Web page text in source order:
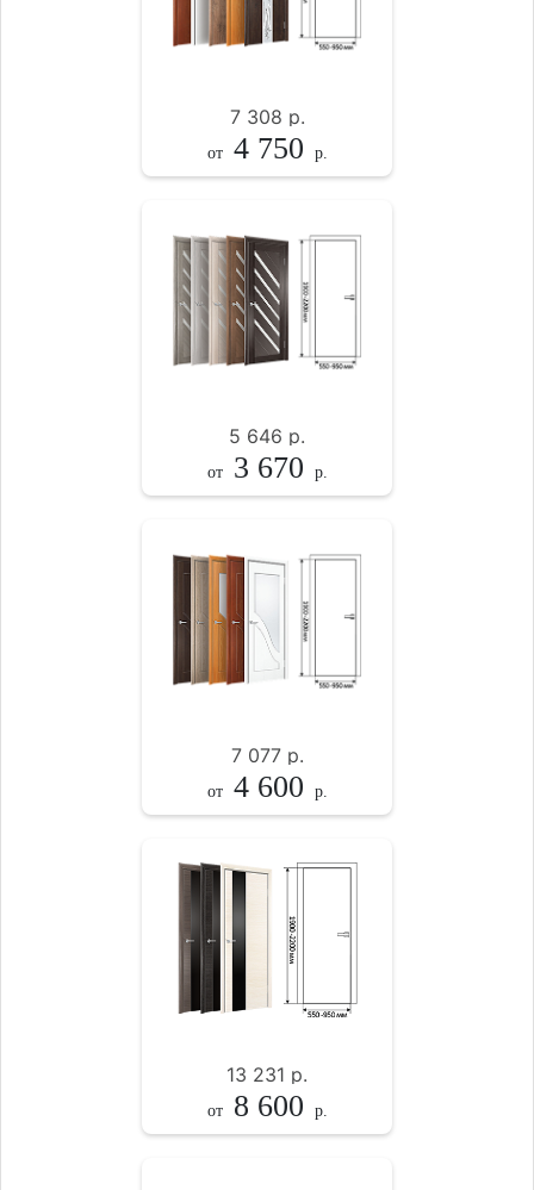
7 308 р.
от 4 750 р.
5 646 р.
от 3 670 р.
7 077р.
от 4 600 р.
13 231 р.
от 8 600 р.